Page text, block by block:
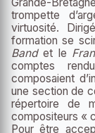
trompette
virtuosité.
formation se
Bandet le
comptes
composaient
une section de
répertoire de
compositeurs «
Pour être